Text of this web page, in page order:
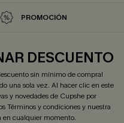
PROMOCIÓN
DESCUENTO
sin mínimo de compra!
una sola vez. Al hacer clic en este
y novedades de Cupshe por
Términos y condicionesy nuestra
en cualquier momento.